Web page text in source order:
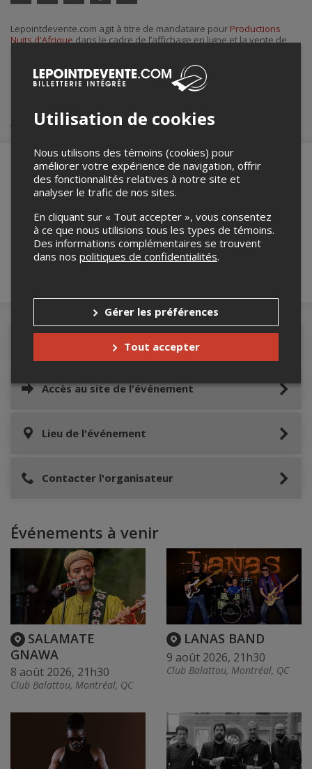
courriel
Lepointdevente.com agit à titre de mandataire pour Productions
Nuits d'Afriquedans le cadre de l’affichage en ligne et la vente de
Pour plus d’information à propos de cet événement, veuillez
contacter l’organisateur de l’événement,Productions Nuits d'Afrique
info@festivalnuitsdafrique.com
Achat de billets
Merci de confirmer que vous n'êtes pas un
robot ci-bas.
Détails de l'événement
Accès au site de l'événement
Lieu de l'événement
Contacter l'organisateur
Événements à venir
SALAMATE
GNAWA
8 août 2026, 21h30
Club Balattou, Montréal, QC
LANAS BAND
9 août 2026, 21h30
Club Balattou, Montréal, QC
Utilisation de cookies
Nous utilisons des témoins (cookies) pour
améliorer votre expérience de navigation, offrir
des fonctionnalités relatives à notre site et
analyser le trafic de nos sites.
En cliquant sur « Tout accepter », vous consentez
à ce que nous utilisions tous les types de témoins.
Des informations complémentaires se trouvent
dans nos politiques de confidentialités.
Gérer les préférences
Tout accepter